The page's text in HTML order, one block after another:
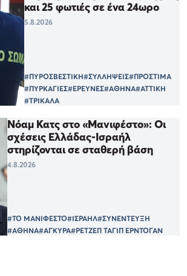
και 25 φωτιές σε ένα 24ωρο
5.8.2026
#ΠΥΡΟΣΒΕΣΤΙΚΗ#ΣΥΛΛΗΨΕΙΣ#ΠΡΟΣΤΙΜΑ
#ΠΥΡΚΑΓΙΕΣ#ΕΡΕΥΝΕΣ#ΑΘΗΝΑ#ΑΤΤΙΚΗ
#ΤΡΙΚΑΛΑ
Νόαμ Κατς στο «Μανιφέστο»: Οι
σχέσεις Ελλάδας-Ισραήλ
στηρίζονται σε σταθερή βάση
4.8.2026
#ΤΟ ΜΑΝΙΦΕΣΤΟ#ΙΣΡΑΗΛ#ΣΥΝΕΝΤΕΥΞΗ
#ΑΘΗΝΑ#ΑΓΚΥΡΑ#ΡΕΤΖΕΠ ΤΑΓΙΠ ΕΡΝΤΟΓΑΝ